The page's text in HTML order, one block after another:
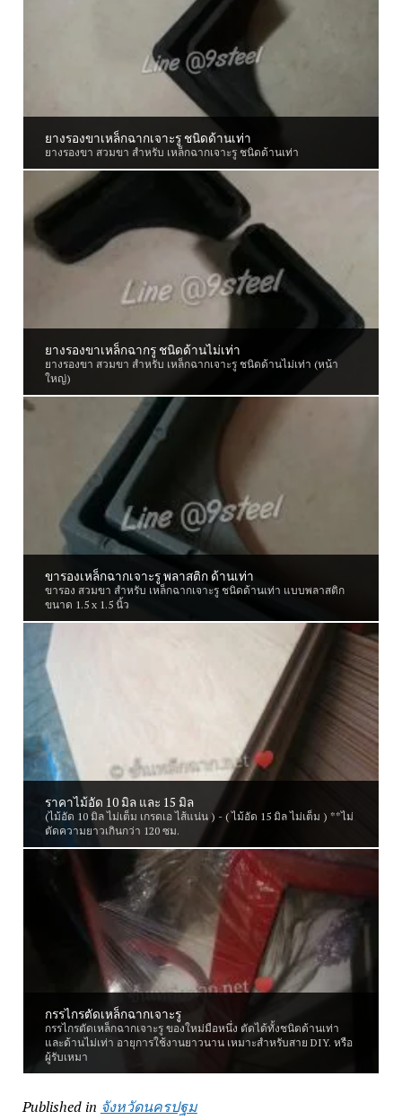
ยางรองขาเหล็กฉากเจาะรู ชนิดด้านเท่า
ยางรองขา สวมขา สำหรับ เหล็กฉากเจาะรู ชนิดด้านเท่า
ยางรองขาเหล็กฉากรู ชนิดด้านไม่เท่า
ยางรองขา สวมขา สำหรับ เหล็กฉากเจาะรู ชนิดด้านไม่เท่า (หน้า
ใหญ่)
ขารองเหล็กฉากเจาะรู พลาสติก ด้านเท่า
ขารอง สวมขา สำหรับ เหล็กฉากเจาะรู ชนิดด้านเท่า แบบพลาสติก
ขนาด 1.5 x 1.5 นิ้ว
ราคาไม้อัด 10 มิล และ 15 มิล
(ไม้อัด 10 มิล ไม่เต็ม เกรดเอ ไส้แน่น ) - ( ไม้อัด 15 มิล ไม่เต็ม ) **ไม่
ตัดความยาวเกินกว่า 120 ซม.
กรรไกรตัดเหล็กฉากเจาะรู
กรรไกรตัดเหล็กฉากเจาะรู ของใหม่มือหนึ่ง ตัดได้ทั้งชนิดด้านเท่า
และด้านไม่เท่า อายุการใช้งานยาวนาน เหมาะสำหรับสาย DIY. หรือ
ผู้รับเหมา
Published in จังหวัดนครปฐม